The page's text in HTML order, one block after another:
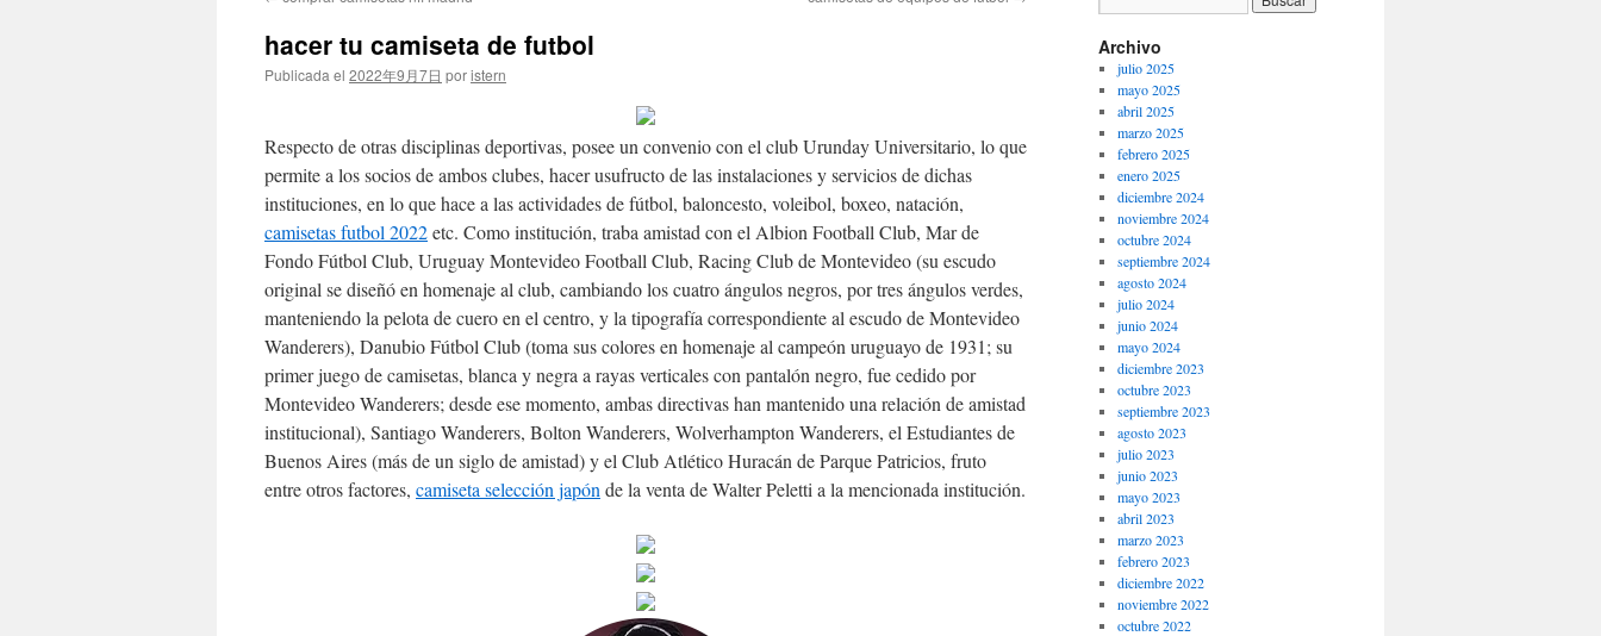
contenido
hacer tu camiseta de futbol
Publicada el 2022年9月7日 poristern
Respecto de otras disciplinas deportivas, posee un convenio con el club Urunday Universitario, lo que
permite a los socios de ambos clubes, hacer usufructo de las instalaciones y servicios de dichas
instituciones, en lo que hace a las actividades de fútbol, baloncesto, voleibol, boxeo, natación,
camisetas futbol 2022etc. Como institución, traba amistad con el Albion Football Club, Mar de
Fondo Fútbol Club, Uruguay Montevideo Football Club, Racing Club de Montevideo (su escudo
original se diseñó en homenaje al club, cambiando los cuatro ángulos negros, por tres ángulos verdes,
manteniendo la pelota de cuero en el centro, y la tipografía correspondiente al escudo de Montevideo
Wanderers), Danubio Fútbol Club (toma sus colores en homenaje al campeón uruguayo de 1931; su
primer juego de camisetas, blanca y negra a rayas verticales con pantalón negro, fue cedido por
Montevideo Wanderers; desde ese momento, ambas directivas han mantenido una relación de amistad
institucional), Santiago Wanderers, Bolton Wanderers, Wolverhampton Wanderers, el Estudiantes de
Buenos Aires (más de un siglo de amistad) y el Club Atlético Huracán de Parque Patricios, fruto
entre otros factores, camiseta selección japón de la venta de Walter Peletti a la mencionada institución.
Archivo
julio 2025
mayo 2025
abril 2025
marzo 2025
febrero 2025
enero 2025
diciembre 2024
noviembre 2024
octubre 2024
septiembre 2024
agosto 2024
julio 2024
junio 2024
mayo 2024
diciembre 2023
octubre 2023
septiembre 2023
agosto 2023
julio 2023
junio 2023
mayo 2023
abril 2023
marzo 2023
febrero 2023
diciembre 2022
noviembre 2022
octubre 2022